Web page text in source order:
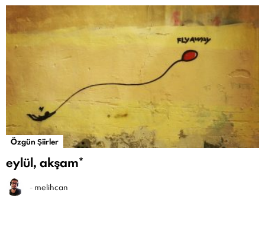
Özgün Şiirler
eylül, akşam*
- melihcan